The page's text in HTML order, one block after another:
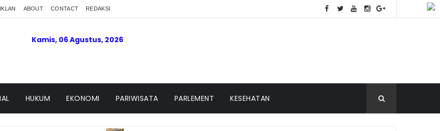
ABOUT CONTACT REDAKSI
Kamis, 06 Agustus, 2026
HUKUM EKONOMI PARIWISATA PARLEMENT KESEHATAN